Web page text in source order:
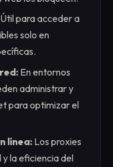
Útil para acceder a
solo en
En entornos
administrar y
para optimizar el
línea:Los proxies
la eficiencia del